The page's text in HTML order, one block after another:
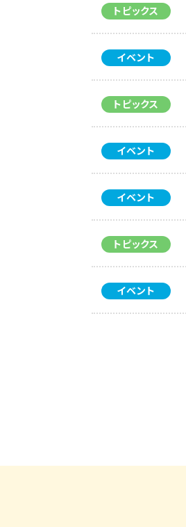
トピックス
イベント
トピックス
イベント
イベント
トピックス
イベント